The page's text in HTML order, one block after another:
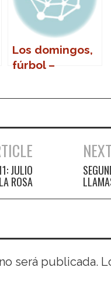
Los domingos,
fúrbol –
decisiva
JULIO
ROSA
será publicada.